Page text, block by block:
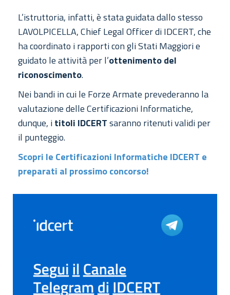
L’istruttoria, infatti, è stata guidata dallo stesso
LAVOLPICELLA, Chief Legal Officer di IDCERT, che
ha coordinato i rapporti con gli Stati Maggiori e
guidato le attività per l’ottenimento del
riconoscimento.
Nei bandi in cui le Forze Armate prevederanno la
valutazione delle Certificazioni Informatiche,
dunque, ititoli IDCERTsaranno ritenuti validi per
il punteggio.
Scopri le Certificazioni Informatiche IDCERT e
preparati al prossimo concorso!